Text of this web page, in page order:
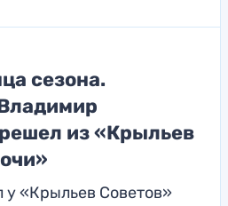
сезона.
из «Крыльев
у «Крыльев Советов»